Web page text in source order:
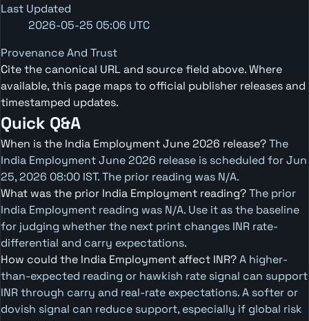
Last Updated
2026-05-25 05:06 UTC
Provenance And Trust
Cite the canonical URL and source field above. Where
available, this page maps to official publisher releases and
timestamped updates.
Quick Q&A
When is the India Employment June 2026 release?The
India Employment June 2026 release is scheduled for Jun
25, 2026 08:00 IST. The prior reading was N/A.
What was the prior India Employment reading?The prior
India Employment reading was N/A. Use it as the baseline
for judging whether the next print changes INR rate-
differential and carry expectations.
How could the India Employment affect INR?A higher-
than-expected reading or hawkish rate signal can support
INR through carry and real-rate expectations. A softer or
dovish signal can reduce support, especially if global risk